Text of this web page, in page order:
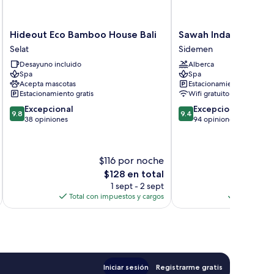
Hideout
Eco
Bamboo
House
Bali
Selat
Hideout Eco Bamboo House Bali
Selat
Desayuno incluido
Spa
Acepta mascotas
Estacionamiento gratis
9.8
de
9.8 Excepcional
38 opiniones
$116 por noche
El
precio
actual
es
$128 en total
1 sept - 2 sept
Total con impuestos y cargos
Sawah
Indah
Villa
Sidemen
Sawah Indah Villa
Sidemen
Alberca
Spa
Estacionamiento gratis
Wifi gratuito
9.4
de
9.4 Excepcional
94 opiniones
Iniciar sesión Registrarme gratis